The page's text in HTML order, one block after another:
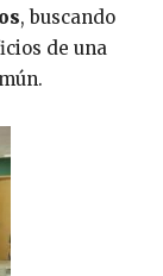
, buscando
de una